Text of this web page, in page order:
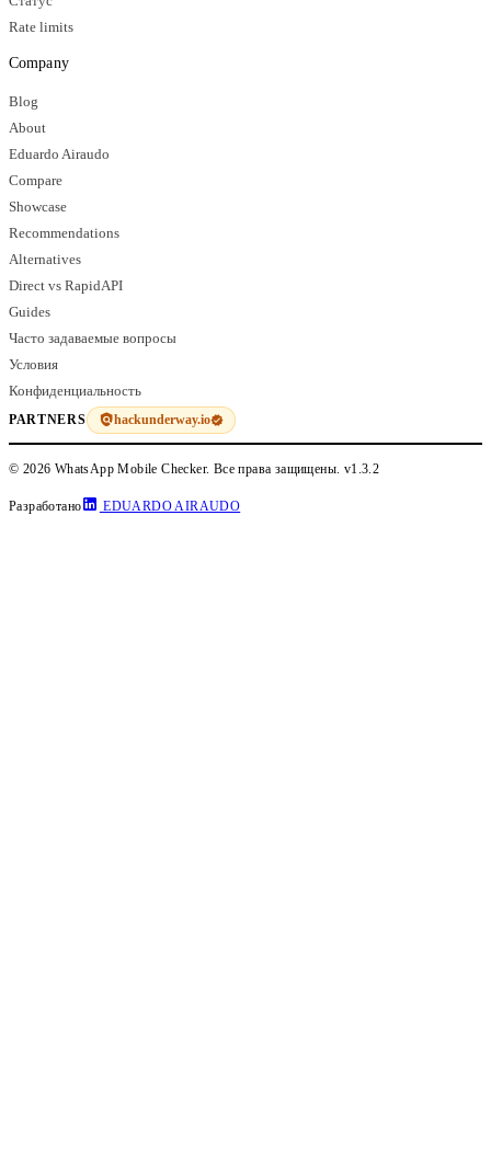
Rate limits
Company
Blog
About
Eduardo Airaudo
Compare
Showcase
Recommendations
Alternatives
Direct vs RapidAPI
Guides
Часто задаваемые вопросы
Условия
Конфиденциальность
PARTNERS hackunderway.io
© 2026 WhatsApp Mobile Checker. Все права защищены. v1.3.2
Разработано EDUARDO AIRAUDO